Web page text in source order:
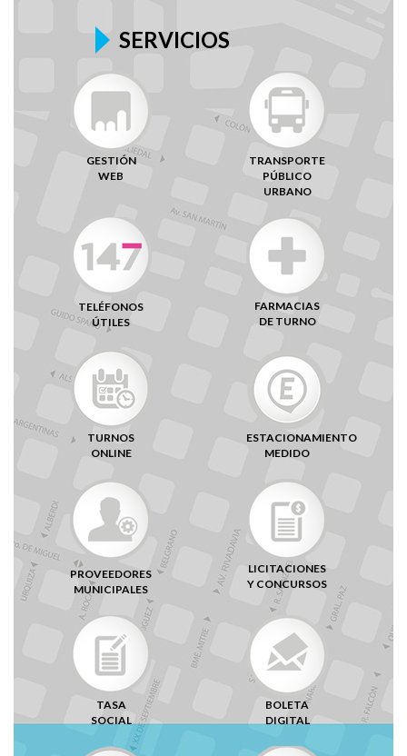
SERVICIOS
GESTIÓN
WEB
TRANSPORTE
PÚBLICO
URBANO
TELÉFONOS
ÚTILES
FARMACIAS
DE TURNO
TURNOS
ONLINE
ESTACIONAMIENTO
MEDIDO
PROVEEDORES
MUNICIPALES
LICITACIONES
Y CONCURSOS
TASA
SOCIAL
BOLETA
DIGITAL